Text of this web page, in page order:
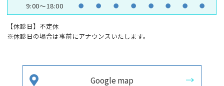
9:00～18:00 ● ● ● ● ● ● ● ●
【休診日】不定休
※休診日の場合は事前にアナウンスいたします。
Google map